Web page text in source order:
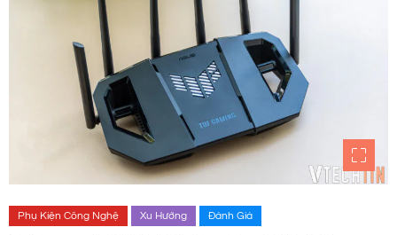
Phụ Kiện Công Nghệ Xu Hướng Đánh Giá